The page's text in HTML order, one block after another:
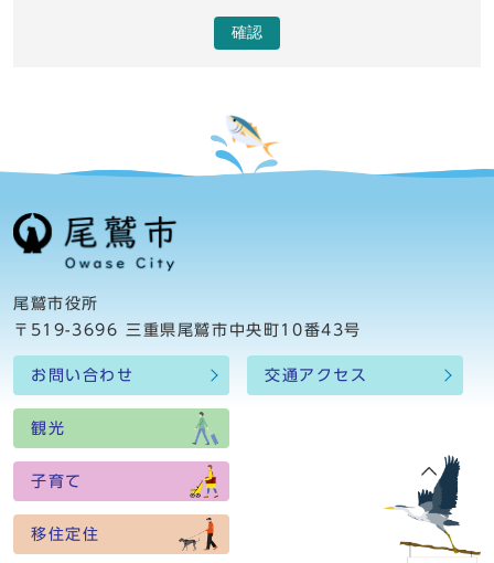
確認
尾鷲市役所
〒519-3696 三重県尾鷲市中央町10番43号
お問い合わせ 交通アクセス
観光
子育て
移住定住